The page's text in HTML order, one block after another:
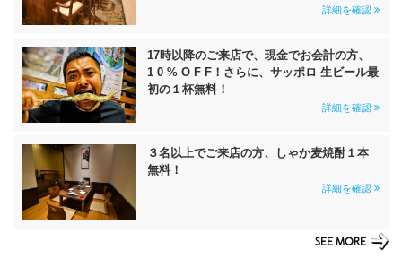
詳細を確認
17時以降のご来店で、現金でお会計の方、
1 0 % O F F！さらに、サッポロ 生ビール最
初の１杯無料！
詳細を確認
３名以上でご来店の方、しゃか麦焼酎１本
無料！
詳細を確認
SEE MORE